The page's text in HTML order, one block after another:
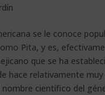
se le conoce
Pita, y es,
que se ha
hace relativamente
nombre científico del